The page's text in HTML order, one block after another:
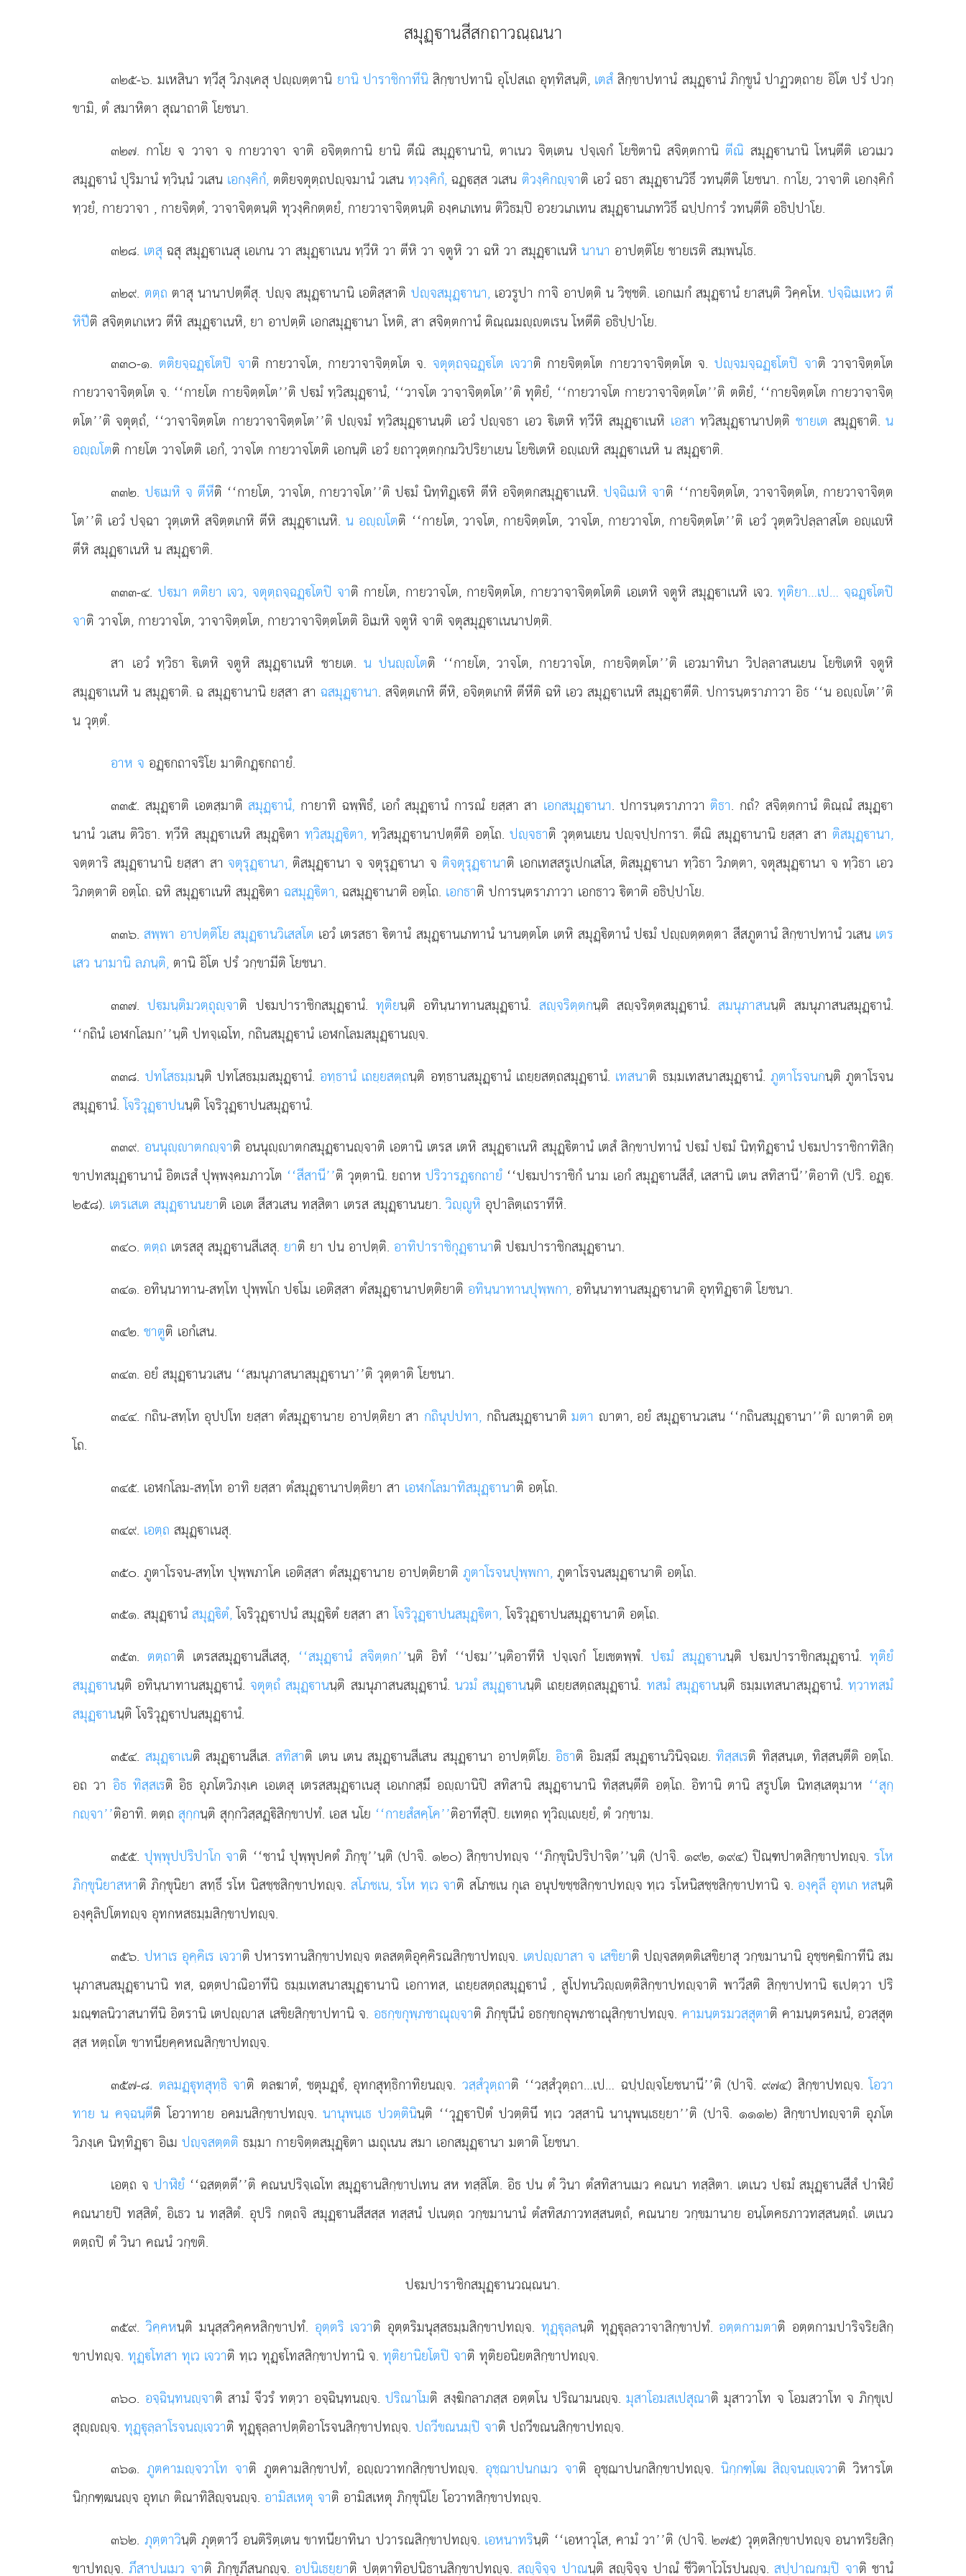
สมุฏฺานสีสกถาวณฺณนา
๓๒๕-๖. มเหสินา ทฺวีสุ วิภงฺเคสุ ปฺตฺตานิ ยานิ ปาราชิกาทีนิสิกฺขาปทานิ อุโปสเถ อุทฺทิสนฺติ, เตสํสิกฺขาปทานํ สมุฏฺานํ ภิกฺขูนํ ปาฏวตฺถาย อิโต ปรํ ปวกฺ
ขามิ, ตํ สมาหิตา สุณาถาติ โยชนา.
๓๒๗. กาโย จ วาจา จ กายวาจา จาติ อจิตฺตกานิ ยานิ ตีณิ สมุฏฺานานิ, ตาเนว จิตฺเตน ปจฺเจกํ โยชิตานิ สจิตฺตกานิ ตีณิ สมุฏฺานานิ โหนฺตีติ เอวเมว
สมุฏฺานํ ปุริมานํ ทฺวินฺนํ วเสน เอกงฺคิกํ, ตติยจตุตฺถปฺจมานํ วเสนทฺวงฺคิกํ,ฉฏฺสฺส วเสน ติวงฺคิกฺจาติ เอวํ ฉธา สมุฏฺานวิธึ วทนฺตีติ โยชนา. กาโย, วาจาติ เอกงฺคิกํ
ทฺวยํ, กายวาจา , กายจิตฺตํ, วาจาจิตฺตนฺติ ทุวงฺคิกตฺตยํ, กายวาจาจิตฺตนฺติ องฺคเภเทน ติวิธมฺปิ อวยวเภเทน สมุฏฺานเภทวิธึ ฉปฺปการํ วทนฺตีติ อธิปฺปาโย.
๓๒๘. เตสุ ฉสุ สมุฏฺาเนสุ เอเกน วา สมุฏฺาเนน ทฺวีหิ วา ตีหิ วา จตูหิ วา ฉหิ วา สมุฏฺาเนหินานา อาปตฺติโย ชายเรติ สมฺพนฺโธ.
๓๒๙. ตตฺถ ตาสุ นานาปตฺตีสุ. ปฺจ สมุฏฺานานิ เอติสฺสาติ ปฺจสมุฏฺานา,เอวรูปา กาจิ อาปตฺติ น วิชฺชติ. เอกเมกํ สมุฏฺานํ ยาสนฺติ วิคฺคโห. ปจฺฉิเมเหว ตี
หิปีติ สจิตฺตเกเหว ตีหิ สมุฏฺาเนหิ, ยา อาปตฺติ เอกสมุฏฺานา โหติ, สา สจิตฺตกานํ ติณฺณมฺตเรน โหตีติ อธิปฺปาโย.
๓๓๐-๑. ตติยจฺฉฏฺโตปิ จาติ กายวาจโต, กายวาจาจิตฺตโต จ. จตุตฺถจฺฉฏฺโต เจวาติ กายจิตฺตโต กายวาจาจิตฺตโต จ. ปฺจมจฺฉฏฺโตปิ จาติ วาจาจิตฺตโต
กายวาจาจิตฺตโต จ. ‘‘กายโต กายจิตฺตโต’’ติ ปมํ ทฺวิสมุฏฺานํ, ‘‘วาจโต วาจาจิตฺตโต’’ติ ทุติยํ, ‘‘กายวาจโต กายวาจาจิตฺตโต’’ติ ตติยํ, ‘‘กายจิตฺตโต กายวาจาจิตฺ
ตโต’’ติ จตุตฺถํ, ‘‘วาจาจิตฺตโต กายวาจาจิตฺตโต’’ติ ปฺจมํ ทฺวิสมุฏฺานนฺติ เอวํ ปฺจธา เอว ิเตหิ ทฺวีหิ สมุฏฺาเนหิ เอสา ทฺวิสมุฏฺานาปตฺติ ชายเต สมุฏฺาติ.น
อฺโตติ กายโต วาจโตติ เอกํ, วาจโต กายวาจโตติ เอกนฺติ เอวํ ยถาวุตฺตกฺกมวิปริยาเยน โยชิเตหิ อฺเหิ สมุฏฺาเนหิ น สมุฏฺาติ.
๓๓๒. ปเมหิ จ ตีหีติ ‘‘กายโต, วาจโต, กายวาจโต’’ติ ปมํ นิทฺทิฏฺเหิ ตีหิ อจิตฺตกสมุฏฺาเนหิ.ปจฺฉิเมหิ จาติ ‘‘กายจิตฺตโต, วาจาจิตฺตโต, กายวาจาจิตฺต
โต’’ติ เอวํ ปจฺฉา วุตฺเตหิ สจิตฺตเกหิ ตีหิ สมุฏฺาเนหิ.น อฺโตติ ‘‘กายโต, วาจโต, กายจิตฺตโต, วาจโต, กายวาจโต, กายจิตฺตโต’’ติ เอวํ วุตฺตวิปลฺลาสโต อฺเหิ
ตีหิ สมุฏฺาเนหิ น สมุฏฺาติ.
๓๓๓-๔. ปมา ตติยา เจว, จตุตฺถจฺฉฏฺโตปิ จาติ กายโต, กายวาจโต, กายจิตฺตโต, กายวาจาจิตฺตโตติ เอเตหิ จตูหิ สมุฏฺาเนหิ เจว. ทุติยา…เป… จฺฉฏฺโตปิ
จาติ วาจโต, กายวาจโต, วาจาจิตฺตโต, กายวาจาจิตฺตโตติ อิเมหิ จตูหิ จาติ จตุสมุฏฺาเนนาปตฺติ.
สา เอวํ ทฺวิธา ิเตหิ จตูหิ สมุฏฺาเนหิ ชายเต. น ปนฺโตติ ‘‘กายโต, วาจโต, กายวาจโต, กายจิตฺตโต’’ติ เอวมาทินา วิปลฺลาสนเยน โยชิเตหิจตูหิ
สมุฏฺาเนหิ น สมุฏฺาติ. ฉ สมุฏฺานานิ ยสฺสา สา ฉสมุฏฺานา. สจิตฺตเกหิ ตีหิ, อจิตฺตเกหิ ตีหีติ ฉหิ เอว สมุฏฺาเนหิ สมุฏฺาตีติ. ปการนฺตราภาวา อิธ ‘‘น อฺโต’’ติ
น วุตฺตํ.
อาห จ อฏฺกถาจริโย มาติกฏฺกถายํ.
๓๓๕. สมุฏฺาติ เอตสฺมาติสมุฏฺานํ, กายาทิ ฉพฺพิธํ, เอกํ สมุฏฺานํ การณํ ยสฺสา สา เอกสมุฏฺานา. ปการนฺตราภาวา ติธา. กถํ? สจิตฺตกานํ ติณฺณํ สมุฏฺา
นานํ วเสน ติวิธา. ทฺวีหิ สมุฏฺาเนหิ สมุฏฺิตาทฺวิสมุฏฺิตา, ทฺวิสมุฏฺานาปตฺตีติ อตฺโถ. ปฺจธาติ วุตฺตนเยน ปฺจปฺปการา. ตีณิ สมุฏฺานานิ ยสฺสา สา ติสมุฏฺานา,
จตฺตาริ สมุฏฺานานิ ยสฺสา สาจตุรุฏฺานา, ติสมุฏฺานา จ จตุรุฏฺานา จ ติจตุรุฏฺานาติ เอกเทสสรูเปกเสโส, ติสมุฏฺานา ทฺวิธา วิภตฺตา, จตุสมุฏฺานา จ ทฺวิธา เอว
วิภตฺตาติ อตฺโถ. ฉหิ สมุฏฺาเนหิ สมุฏฺิตา ฉสมุฏฺิตา,ฉสมุฏฺานาติ อตฺโถ. เอกธาติ ปการนฺตราภาวา เอกธาว ิตาติ อธิปฺปาโย.
๓๓๖.สพฺพา อาปตฺติโย สมุฏฺานวิเสสโต เอวํ เตรสธา ิตานํ สมุฏฺานเภทานํ นานตฺตโต เตหิ สมุฏฺิตานํ ปมํ ปฺตฺตตฺตา สีสภูตานํ สิกฺขาปทานํ วเสน เตร
เสว นามานิ ลภนฺติ,ตานิ อิโต ปรํ วกฺขามีติ โยชนา.
๓๓๗.ปมนฺติมวตฺถุฺจาติ ปมปาราชิกสมุฏฺานํ. ทุติยนฺติ อทินฺนาทานสมุฏฺานํ. สฺจริตฺตกนฺติ สฺจริตฺตสมุฏฺานํ.สมนุภาสนนฺติ สมนุภาสนสมุฏฺานํ.
‘‘กถินํ เอฬกโลมก’’นฺติ ปทจฺเฉโท, กถินสมุฏฺานํ เอฬกโลมสมุฏฺานฺจ.
๓๓๘. ปทโสธมฺมนฺติ ปทโสธมฺมสมุฏฺานํ. อทฺธานํ เถยฺยสตฺถนฺติ อทฺธานสมุฏฺานํ เถยฺยสตฺถสมุฏฺานํ. เทสนาติ ธมฺมเทสนาสมุฏฺานํ. ภูตาโรจนกนฺติ ภูตาโรจน
สมุฏฺานํ.โจริวุฏฺาปนนฺติ โจริวุฏฺาปนสมุฏฺานํ.
๓๓๙. อนนุฺาตกฺจาติ อนนุฺาตกสมุฏฺานฺจาติ เอตานิ เตรส เตหิ สมุฏฺาเนหิ สมุฏฺิตานํ เตสํ สิกฺขาปทานํ ปมํ ปมํ นิทฺทิฏฺานํ ปมปาราชิกาทิสิกฺ
ขาปทสมุฏฺานานํ อิตเรสํ ปุพฺพงฺคมภาวโต ‘‘สีสานี’’ติ วุตฺตานิ. ยถาห ปริวารฏฺกถายํ‘‘ปมปาราชิกํ นาม เอกํ สมุฏฺานสีสํ, เสสานิ เตน สทิสานี’’ติอาทิ (ปริ. อฏฺ.
๒๕๘). เตรเสเต สมุฏฺานนยาติ เอเต สีสวเสน ทสฺสิตา เตรส สมุฏฺานนยา.วิฺูหิ อุปาลิตฺเถราทีหิ.
๓๔๐. ตตฺถ เตรสสุ สมุฏฺานสีเสสุ. ยาติ ยา ปน อาปตฺติ. อาทิปาราชิกุฏฺานาติ ปมปาราชิกสมุฏฺานา.
๓๔๑. อทินฺนาทาน-สทฺโท ปุพฺพโก ปโม เอติสฺสา ตํสมุฏฺานาปตฺติยาติ อทินฺนาทานปุพฺพกา, อทินฺนาทานสมุฏฺานาติ อุทฺทิฏฺาติ โยชนา.
๓๔๒.ชาตูติ เอกํเสน.
๓๔๓. อยํ สมุฏฺานวเสน ‘‘สมนุภาสนาสมุฏฺานา’’ติ วุตฺตาติ โยชนา.
๓๔๔. กถิน-สทฺโท อุปปโท ยสฺสา ตํสมุฏฺานาย อาปตฺติยา สา กถินุปปทา,กถินสมุฏฺานาติมตา าตา, อยํ สมุฏฺานวเสน ‘‘กถินสมุฏฺานา’’ติ าตาติ อตฺ
โถ.
๓๔๕. เอฬกโลม-สทฺโท อาทิ ยสฺสา ตํสมุฏฺานาปตฺติยา สา เอฬกโลมาทิสมุฏฺานาติ อตฺโถ.
๓๔๙. เอตฺถ สมุฏฺาเนสุ.
๓๕๐. ภูตาโรจน-สทฺโทปุพฺพภาโค เอติสฺสา ตํสมุฏฺานาย อาปตฺติยาติภูตาโรจนปุพฺพกา,ภูตาโรจนสมุฏฺานาติ อตฺโถ.
๓๕๑. สมุฏฺานํสมุฏฺิตํ,โจริวุฏฺาปนํ สมุฏฺิตํ ยสฺสา สาโจริวุฏฺาปนสมุฏฺิตา,โจริวุฏฺาปนสมุฏฺานาติ อตฺโถ.
๓๕๓. ตตฺถาติ เตรสสมุฏฺานสีเสสุ, ‘‘สมุฏฺานํ สจิตฺตก’’นฺติ อิทํ ‘‘ปม’’นฺติอาทีหิ ปจฺเจกํ โยเชตพฺพํ. ปมํ สมุฏฺานนฺติ ปมปาราชิกสมุฏฺานํ.ทุติยํ
สมุฏฺานนฺติ อทินฺนาทานสมุฏฺานํ.จตุตฺถํ สมุฏฺานนฺติ สมนุภาสนสมุฏฺานํ. นวมํ สมุฏฺานนฺติ เถยฺยสตฺถสมุฏฺานํ. ทสมํ สมุฏฺานนฺติ ธมฺมเทสนาสมุฏฺานํ.ทฺวาทสมํ
สมุฏฺานนฺติ โจริวุฏฺาปนสมุฏฺานํ.
๓๕๔. สมุฏฺาเนติ สมุฏฺานสีเส.สทิสาติ เตน เตน สมุฏฺานสีเสน สมุฏฺานา อาปตฺติโย.อิธาติ อิมสฺมึ สมุฏฺานวินิจฺฉเย.ทิสฺสเรติ ทิสฺสนฺเต, ทิสฺสนฺตีติ อตฺโถ.
อถ วา อิธ ทิสฺสเรติ อิธ อุภโตวิภงฺเค เอเตสุ เตรสสมุฏฺาเนสุ เอเกกสฺมึ อฺานิปิ สทิสานิ สมุฏฺานานิ ทิสฺสนฺตีติ อตฺโถ. อิทานิ ตานิ สรูปโต นิทสฺเสตุมาห ‘‘สุกฺ
กฺจา’’ติอาทิ. ตตฺถ สุกฺกนฺติ สุกฺกวิสฺสฏฺิสิกฺขาปทํ. เอส นโย ‘‘กายสํสคฺโค’’ติอาทีสุปิ. ยเทตฺถ ทุวิฺเยฺยํ, ตํ วกฺขาม.
๓๕๕.ปุพฺพุปปริปาโก จาติ ‘‘ชานํ ปุพฺพุปคตํ ภิกฺขุ’’นฺติ (ปาจิ. ๑๒๐) สิกฺขาปทฺจ ‘‘ภิกฺขุนิปริปาจิต’’นฺติ (ปาจิ. ๑๙๒, ๑๙๔) ปิณฺฑปาตสิกฺขาปทฺจ.รโห
ภิกฺขุนิยาสหาติ ภิกฺขุนิยา สทฺธึ รโห นิสชฺชสิกฺขาปทฺจ. สโภชเน, รโห ทฺเว จาติ สโภชเน กุเล อนุปขชฺชสิกฺขาปทฺจ ทฺเว รโหนิสชฺชสิกฺขาปทานิ จ. องฺคุลี อุทเก หสนฺติ
องฺคุลิปโตทฺจ อุทกหสธมฺมสิกฺขาปทฺจ.
๓๕๖. ปหาเร อุคฺคิเร เจวาติ ปหารทานสิกฺขาปทฺจ ตลสตฺติอุคฺคิรณสิกฺขาปทฺจ. เตปฺาสา จ เสขิยาติ ปฺจสตฺตติเสขิยาสุ วกฺขมานานิ อุชฺชคฺฆิกาทีนิ สม
นุภาสนสมุฏฺานานิ ทส, ฉตฺตปาณิอาทีนิ ธมฺมเทสนาสมุฏฺานานิ เอกาทส, เถยฺยสตฺถสมุฏฺานํ , สูโปทนวิฺตฺติสิกฺขาปทฺจาติ พาวีสติ สิกฺขาปทานิ เปตฺวา ปริ
มณฺฑลนิวาสนาทีนิ อิตรานิ เตปฺาส เสขิยสิกฺขาปทานิ จ. อธกฺขกุพฺภชาณุฺจาติ ภิกฺขุนีนํ อธกฺขกอุพฺภชาณุสิกฺขาปทฺจ. คามนฺตรมวสฺสุตาติ คามนฺตรคมนํ, อวสฺสุต
สฺส หตฺถโต ขาทนียคฺคหณสิกฺขาปทฺจ.
๓๕๗-๘. ตลมฏฺุทสุทฺธิ จาติ ตลฆาตํ, ชตุมฏฺํ, อุทกสุทฺธิกาทิยนฺจ. วสฺสํวุตฺถาติ ‘‘วสฺสํวุตฺถา…เป… ฉปฺปฺจโยชนานี’’ติ (ปาจิ. ๙๗๔) สิกฺขาปทฺจ.โอวา
ทาย น คจฺฉนฺตีติ โอวาทาย อคมนสิกฺขาปทฺจ.นานุพนฺเธ ปวตฺตินินฺติ ‘‘วุฏฺาปิตํ ปวตฺตินึ ทฺเว วสฺสานิ นานุพนฺเธยฺยา’’ติ (ปาจิ. ๑๑๑๒) สิกฺขาปทฺจาติ อุภโต
วิภงฺเค นิทฺทิฏฺา อิเม ปฺจสตฺตติ ธมฺมา กายจิตฺตสมุฏฺิตา เมถุเนน สมา เอกสมุฏฺานา มตาติ โยชนา.
เอตฺถ จ ปาฬิยํ‘‘ฉสตฺตตี’’ติ คณนปริจฺเฉโท สมุฏฺานสิกฺขาปเทน สห ทสฺสิโต. อิธ ปน ตํ วินา ตํสทิสานเมว คณนา ทสฺสิตา. เตเนว ปมํ สมุฏฺานสีสํ ปาฬิยํ
คณนายปิ ทสฺสิตํ, อิเธว น ทสฺสิตํ. อุปริ กตฺถจิ สมุฏฺานสีสสฺส ทสฺสนํ ปเนตฺถ วกฺขมานานํ ตํสทิสภาวทสฺสนตฺถํ, คณนาย วกฺขมานาย อนฺโตคธภาวทสฺสนตฺถํ. เตเนว
ตตฺถปิ ตํ วินา คณนํ วกฺขติ.
ปมปาราชิกสมุฏฺานวณฺณนา.
๓๕๙.วิคฺคหนฺติ มนุสฺสวิคฺคหสิกฺขาปทํ. อุตฺตริ เจวาติ อุตฺตริมนุสฺสธมฺมสิกฺขาปทฺจ. ทุฏฺุลฺลนฺติ ทุฏฺุลฺลวาจาสิกฺขาปทํ. อตฺตกามตาติ อตฺตกามปาริจริยสิกฺ
ขาปทฺจ. ทุฏฺโทสา ทุเว เจวาติ ทฺเว ทุฏฺโทสสิกฺขาปทานิ จ. ทุติยานิยโตปิ จาติ ทุติยอนิยตสิกฺขาปทฺจ.
๓๖๐. อจฺฉินฺทนฺจาติ สามํ จีวรํ ทตฺวา อจฺฉินฺทนฺจ.ปริณาโมติ สงฺฆิกลาภสฺส อตฺตโน ปริณามนฺจ.มุสาโอมสเปสุณาติ มุสาวาโท จ โอมสวาโท จ ภิกฺขุเป
สุฺฺจ. ทุฏฺุลฺลาโรจนฺเจวาติ ทุฏฺุลฺลาปตฺติอาโรจนสิกฺขาปทฺจ. ปถวีขณนมฺปิ จาติ ปถวีขณนสิกฺขาปทฺจ.
๓๖๑.ภูตคามฺจวาโท จาติ ภูตคามสิกฺขาปทํ, อฺวาทกสิกฺขาปทฺจ. อุชฺฌาปนกเมว จาติ อุชฺฌาปนกสิกฺขาปทฺจ. นิกฺกฑฺโฒ สิฺจนฺเจวาติ วิหารโต
นิกฺกฑฺฒนฺจ อุทเก ติณาทิสิฺจนฺจ. อามิสเหตุ จาติ อามิสเหตุ ภิกฺขุนิโย โอวาทสิกฺขาปทฺจ.
๓๖๒. ภุตฺตาวินฺติ ภุตฺตาวึ อนติริตฺเตน ขาทนียาทินา ปวารณสิกฺขาปทฺจ. เอหนาทรินฺติ ‘‘เอหาวุโส, คามํ วา’’ติ (ปาจิ. ๒๗๕) วุตฺตสิกฺขาปทฺจ อนาทริยสิกฺ
ขาปทฺจ.ภึสาปนเมว จาติภิกฺขุภึสนกฺจ. อปนิเธยฺยาติ ปตฺตาทิอปนิธานสิกฺขาปทฺจ.สฺจิจฺจ ปาณนฺติ สฺจิจฺจ ปาณํ ชีวิตาโวโรปนฺจ.สปฺปาณกมฺปิ จาติ ชานํ